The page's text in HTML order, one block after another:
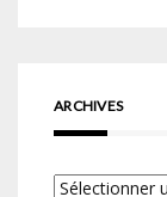
ARCHIVES
Archives